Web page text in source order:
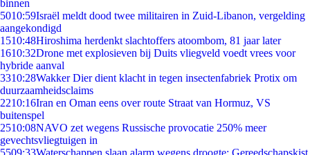
binnen
5010:59Israël meldt dood twee militairen in Zuid-Libanon, vergelding
aangekondigd
1510:48Hiroshima herdenkt slachtoffers atoombom, 81 jaar later
1610:32Drone met explosieven bij Duits vliegveld voedt vrees voor
hybride aanval
3310:28Wakker Dier dient klacht in tegen insectenfabriek Protix om
duurzaamheidsclaims
2210:16Iran en Oman eens over route Straat van Hormuz, VS
buitenspel
2510:08NAVO zet wegens Russische provocatie 250% meer
gevechtsvliegtuigen in
5509:33Waterschappen slaan alarm wegens droogte: Gereedschapskist